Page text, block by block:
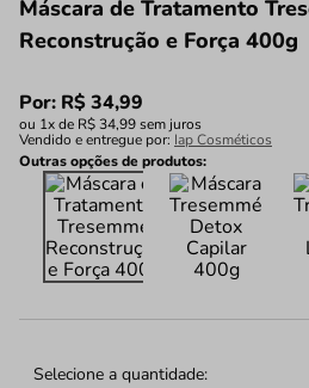
Máscara de Tratamento
Reconstrução e Força 400g
Por: R$34,99
ou 1x de R$34,99sem juros
Vendido e entregue por: Iap Cosméticos
Outras opções de produtos: